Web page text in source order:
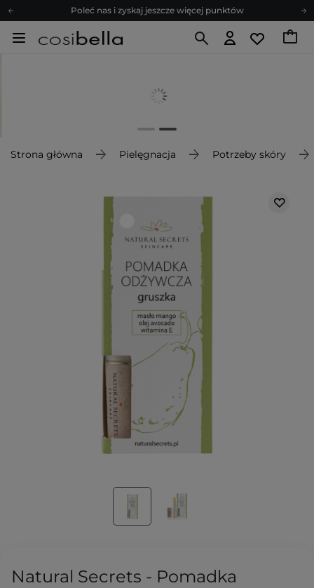
Poleć nas i zyskaj jeszcze więcej punktów
Zapisz się na newsletter pełen porad
Poleć nas i zyskaj jeszcze więcej punktów
Strona główna Pielęgnacja Potrzeby skóry
Natural Secrets - Pomadka